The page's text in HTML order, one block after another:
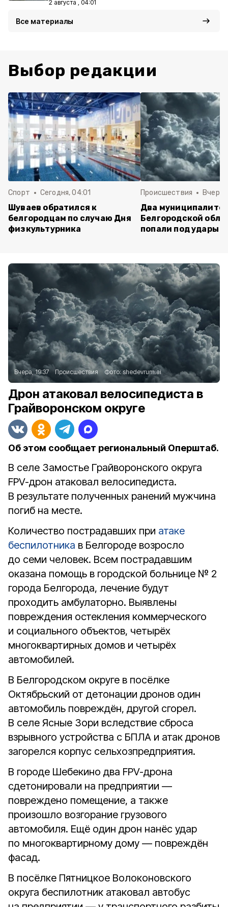
2 августа , 04:01
Все материалы
Выбор редакции
Спорт Сегодня, 04:01
Шуваев обратился к
белгородцам по случаю Дня
физкультурника
Происшествия
Два
Белгородской
попали под удары
Вчера, 19:37 Происшествия Фото:shedevrum.ai
Дрон атаковал велосипедиста в
Грайворонском округе
Об этом сообщает региональный Оперштаб.
В селе Замостье Грайворонского округа
FPV-дрон атаковал велосипедиста.
В результате полученных ранений мужчина
погиб на месте.
Количество пострадавших при атаке
беспилотника в Белгороде возросло
до семи человек. Всем пострадавшим
оказана помощь в городской больнице № 2
города Белгорода, лечение будут
проходить амбулаторно. Выявлены
повреждения остекления коммерческого
и социального объектов, четырёх
многоквартирных домов и четырёх
автомобилей.
В Белгородском округе в посёлке
Октябрьский от детонации дронов один
автомобиль повреждён, другой сгорел.
В селе Ясные Зори вследствие сброса
взрывного устройства с БПЛА и атак дронов
загорелся корпус сельхозпредприятия.
В городе Шебекино два FPV-дрона
сдетонировали на предприятии —
повреждено помещение, а также
произошло возгорание грузового
автомобиля. Ещё один дрон нанёс удар
по многоквартирному дому — повреждён
фасад.
В посёлке Пятницкое Волоконовского
округа беспилотник атаковал автобус